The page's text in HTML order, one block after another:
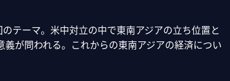
テーマ。米中対立の中で東南アジアの立ち位置と
が問われる。これからの東南アジアの経済につい